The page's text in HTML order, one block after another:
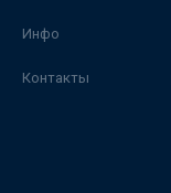
Инфо
Контакты